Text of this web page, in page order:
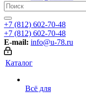
+7 (812) 602-70-48
+7 (812) 602-70-48
E-mail: info@u-78.ru
Каталог
Всё для